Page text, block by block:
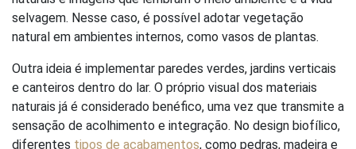
selvagem. Nesse caso, é possível adotar vegetação
natural em ambientes internos, como vasos de plantas.
Outra ideia é implementar paredes verdes, jardins verticais
e canteiros dentro do lar. O próprio visual dos materiais
naturais já é considerado benéfico, uma vez que transmite a
sensação de acolhimento e integração. No design biofílico,
diferentes tipos de acabamentos, como pedras, madeira e